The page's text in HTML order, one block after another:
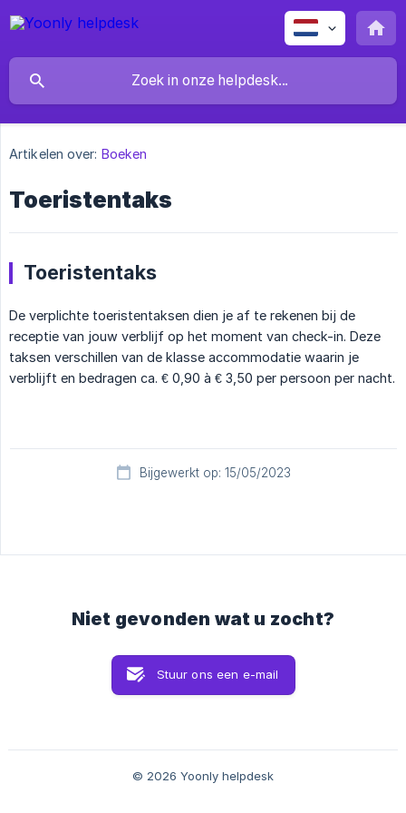
Artikelen over: Boeken
Toeristentaks
Toeristentaks
De verplichte toeristentaksen dien je af te rekenen bij de
receptie van jouw verblijf op het moment van check-in. Deze
taksen verschillen van de klasse accommodatie waarin je
verblijft en bedragen ca. € 0,90 à € 3,50 per persoon per nacht.
Bijgewerkt op: 15/05/2023
Niet gevonden wat u zocht?
Stuur ons een e-mail
© 2026 Yoonly helpdesk